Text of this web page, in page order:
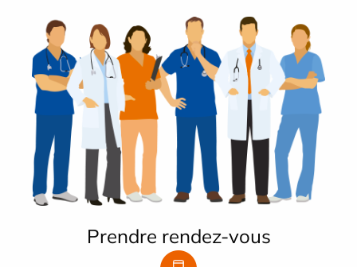
Prendre rendez-vous